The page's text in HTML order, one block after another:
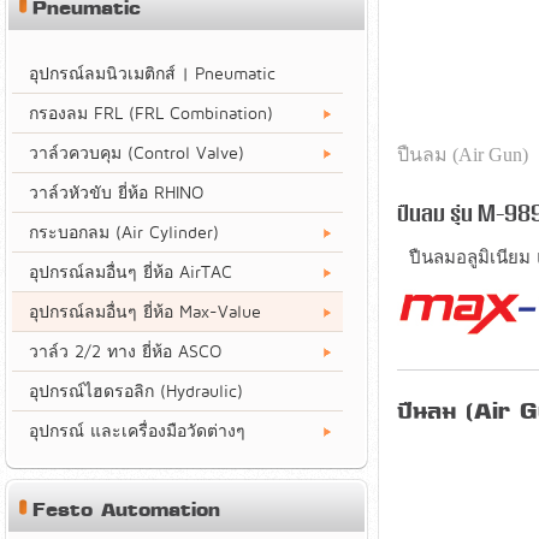
ปืนลม (Air Gun)
ปืนลม รุ่น M-
ปืนลมอลูมิเนียม
ปืนลม (Air
Pneumatic
อุปกรณ์ลมนิวเมติกส์ | Pneumatic
กรองลม FRL (FRL Combination)
วาล์วควบคุม (Control Valve)
วาล์วหัวขับ ยี่ห้อ RHINO
กระบอกลม (Air Cylinder)
อุปกรณ์ลมอื่นๆ ยี่ห้อ AirTAC
อุปกรณ์ลมอื่นๆ ยี่ห้อ Max-Value
วาล์ว 2/2 ทาง ยี่ห้อ ASCO
อุปกรณ์ไฮดรอลิก (Hydraulic)
อุปกรณ์ และเครื่องมือวัดต่างๆ
Festo Automation